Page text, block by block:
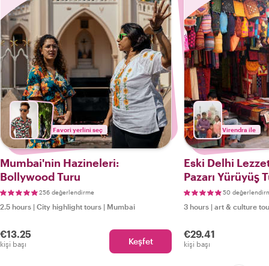
Favori yerlini seç
Mumbai'nin Hazineleri:
Bollywood Turu
256 değerlendirme
2.5 hours | City highlight tours | Mumbai
€13.25
kişi başı Keşfet
Virendra ile
Eski Delhi
Pazarı Yürüyüş
50
3 hours | art & culture
€29.41
kişi başı